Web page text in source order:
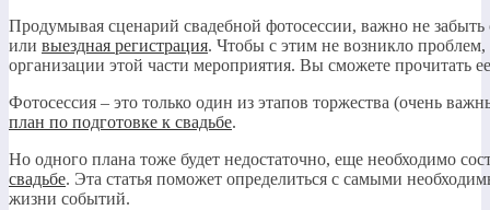
Продумывая сценарий свадебной фотосессии, важно не
или выездная регистрация. Чтобы с этим не возникло
организации этой части мероприятия. Вы сможете прочитать
Фотосессия – это только один из этапов торжества (очень
план по подготовке к свадьбе.
Но одного плана тоже будет недостаточно, еще необходимо
свадьбе. Эта статья поможет определиться с самыми
жизни событий.